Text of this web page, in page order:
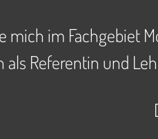
mich im Fachgebiet
als Referentin und